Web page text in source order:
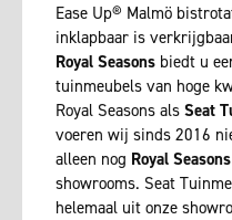
Ease Up® Malmö
inklapbaar is
Royal Seasons biedt u
tuinmeubels van hoge
Royal Seasons als Seat
voeren wij sinds 2016
alleen nog Royal Seasons
showrooms. Seat
helemaal uit onze